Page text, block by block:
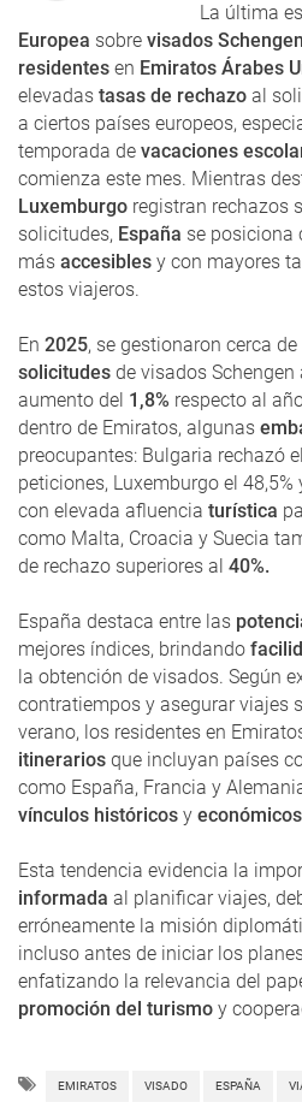
La última
Europea sobre visados Schengen
residentes en Emiratos Árabes
elevadas tasas de rechazo al
a ciertos países europeos,
temporada de vacaciones
comienza este mes. Mientras
Luxemburgo registran rechazos
solicitudes, España se posiciona
más accesibles y con mayores
estos viajeros.
En 2025, se gestionaron cerca de
solicitudes de visados
aumento del 1,8% respecto al
dentro de Emiratos, algunas
preocupantes: Bulgaria rechazó
peticiones, Luxemburgo el 48,5%
con elevada afluencia turística
como Malta, Croacia y Suecia
de rechazo superiores al 40%.
España destaca entre las
mejores índices, brindando
la obtención de visados. Según
contratiempos y asegurar viajes
verano, los residentes en
itinerarios que incluyan países
como España, Francia y
vínculos históricos y económicos
Esta tendencia evidencia la
informada al planificar viajes,
erróneamente la misión
incluso antes de iniciar los
enfatizando la relevancia del
promoción del turismo y
EMIRATOS VISADO ESPAÑA